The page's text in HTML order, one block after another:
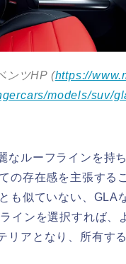
ンツHP (https://
models/suv/
なルーフラインを持
の存在感を主張する
も似ていない、GLA
インを選択すれば、
リアとなり、所有す